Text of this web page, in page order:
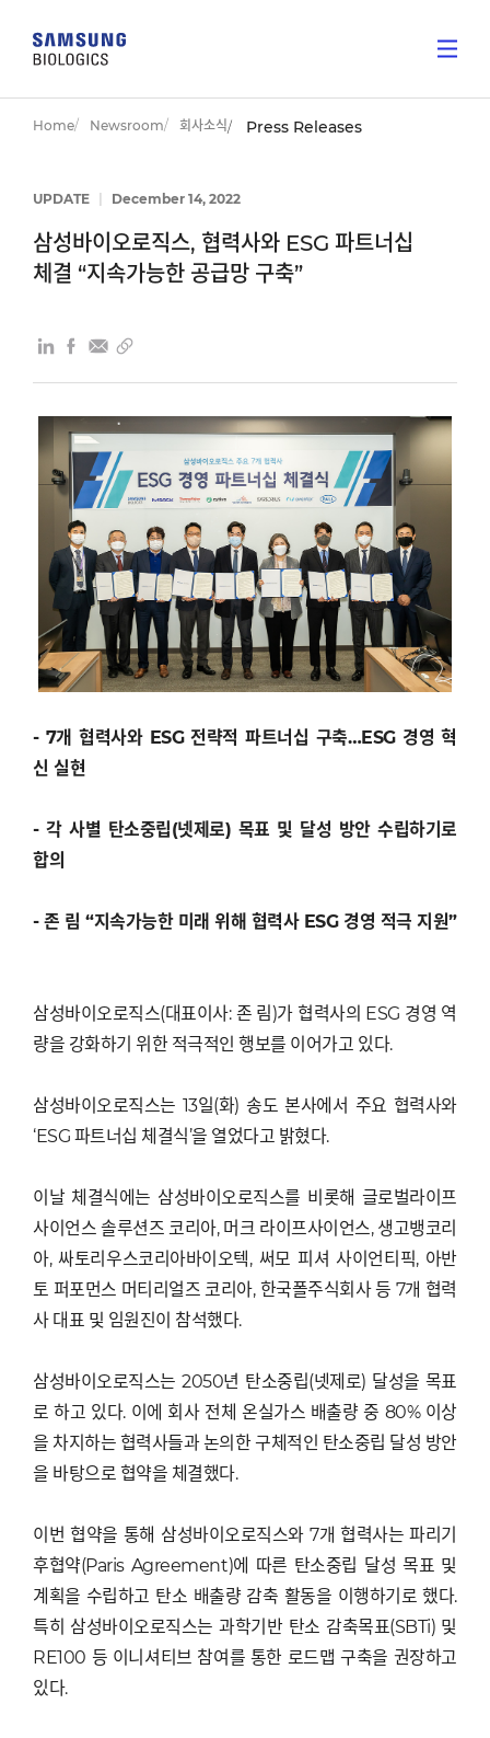
Home Newsroom 회사소식 Press Releases
UPDATE December 14, 2022
삼성바이오로직스, 협력사와 ESG 파트너십
체결 “지속가능한 공급망 구축”
- 7개 협력사와 ESG 전략적 파트너십 구축…ESG 경영 혁
신 실현
- 각 사별 탄소중립(넷제로) 목표 및 달성 방안 수립하기로
합의
- 존 림 “지속가능한 미래 위해 협력사 ESG 경영 적극 지원”
삼성바이오로직스(대표이사: 존 림)가 협력사의 ESG 경영 역
량을 강화하기 위한 적극적인 행보를 이어가고 있다.
삼성바이오로직스는 13일(화) 송도 본사에서 주요 협력사와
‘ESG 파트너십 체결식’을 열었다고 밝혔다.
이날 체결식에는 삼성바이오로직스를 비롯해 글로벌라이프
사이언스 솔루션즈 코리아, 머크 라이프사이언스, 생고뱅코리
아, 싸토리우스코리아바이오텍, 써모 피셔 사이언티픽, 아반
토 퍼포먼스 머티리얼즈 코리아, 한국폴주식회사 등 7개 협력
사 대표 및 임원진이 참석했다.
삼성바이오로직스는 2050년 탄소중립(넷제로) 달성을 목표
로 하고 있다. 이에 회사 전체 온실가스 배출량 중 80% 이상
을 차지하는 협력사들과 논의한 구체적인 탄소중립 달성 방안
을 바탕으로 협약을 체결했다.
이번 협약을 통해 삼성바이오로직스와 7개 협력사는 파리기
후협약(Paris Agreement)에 따른 탄소중립 달성 목표 및
계획을 수립하고 탄소 배출량 감축 활동을 이행하기로 했다.
특히 삼성바이오로직스는 과학기반 탄소 감축목표(SBTi) 및
RE100 등 이니셔티브 참여를 통한 로드맵 구축을 권장하고
있다.